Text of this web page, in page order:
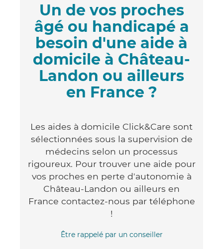
Un de vos proches
âgé ou handicapé a
besoin d'une aide à
domicile à Château-
Landon ou ailleurs
en France ?
Les aides à domicile Click&Care sont
sélectionnées sous la supervision de
médecins selon un processus
rigoureux. Pour trouver une aide pour
vos proches en perte d'autonomie à
Château-Landon ou ailleurs en
France contactez-nous par téléphone
!
Être rappelé par un conseiller